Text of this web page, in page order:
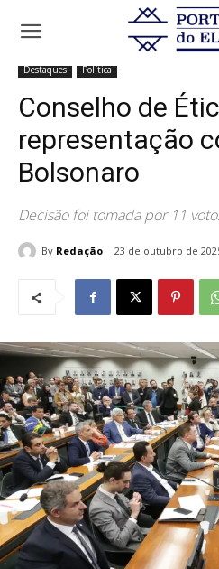
Início
Conselho de
Eduardo Bolsonaro
Destaques Política
Conselho de
representação
Bolsonaro
Decisão foi tomada por 11
By Redação 23 de outubro de